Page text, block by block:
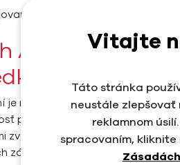
podniku pomocou
Ads (RSA) vs.
je na prvý pohľad podobná tej
použiť až
15 nadpisov a 4
zvolených titulkov a podtitulkov,
zákazníkov tým najpútavejším
Vitajte
Táto stránka
neustále zlepšovať
reklamnom
spracovaním, kliknite